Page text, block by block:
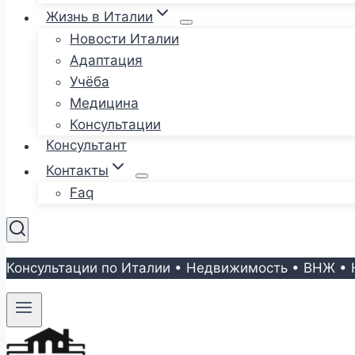
Жизнь в Италии
Новости Италии
Адаптация
Учёба
Медицина
Консультации
Консультант
Контакты
Faq
Консультации по Италии • Недвижимость • ВНЖ •